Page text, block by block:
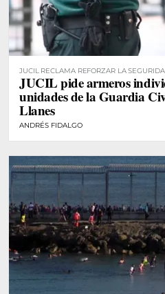
JUCIL RECLAMA REFORZAR LA
JUCIL pide armeros
unidades de la Guardia
Llanes
ANDRÉS FIDALGO